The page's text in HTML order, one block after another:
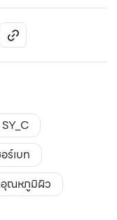
SY_C
ร์เบท
อุณหภูมิผิว